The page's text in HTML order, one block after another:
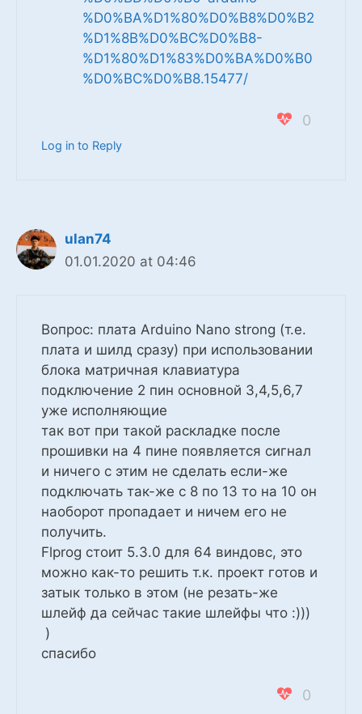
%D0%BA%D1%80%D0%B8%D0%B2
%D1%8B%D0%BC%D0%B8-
%D1%80%D1%83%D0%BA%D0%B0
%D0%BC%D0%B8.15477/
0
Log in to Reply
ulan74
01.01.2020 at 04:46
Вопрос: плата Arduino Nano strong (т.е.
плата и шилд сразу) при использовании
блока матричная клавиатура
подключение 2 пин основной 3,4,5,6,7
уже исполняющие
так вот при такой раскладке после
прошивки на 4 пине появляется сигнал
и ничего с этим не сделать если-же
подключать так-же с 8 по 13 то на 10 он
наоборот пропадает и ничем его не
получить.
Flprog стоит 5.3.0 для 64 виндовс, это
можно как-то решить т.к. проект готов и
затык только в этом (не резать-же
шлейф да сейчас такие шлейфы что :)))
)
спасибо
0